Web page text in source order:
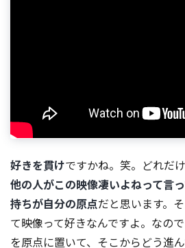
好きを貫けですかね。笑。どれだ
他の人がこの映像凄いよねって言
持ちが自分の原点だと思います。
て映像って好きなんですよ。なの
を原点に置いて、そこからどう進